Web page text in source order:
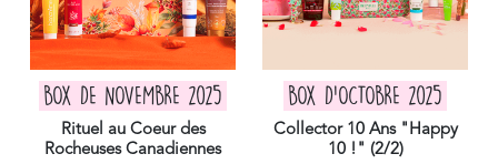
BOX DE NOVEMBRE 2025
Rituel au Coeur des
Rocheuses Canadiennes
BOX D'OCTOBRE 2025
Collector 10 Ans "Happy
10 !" (2/2)